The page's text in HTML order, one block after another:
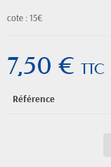
cote : 15€
7,50 € TTC
Référence